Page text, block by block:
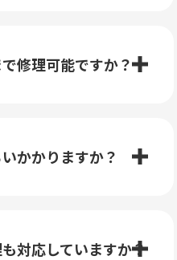
修理可能ですか？
かかりますか？
対応していますか？